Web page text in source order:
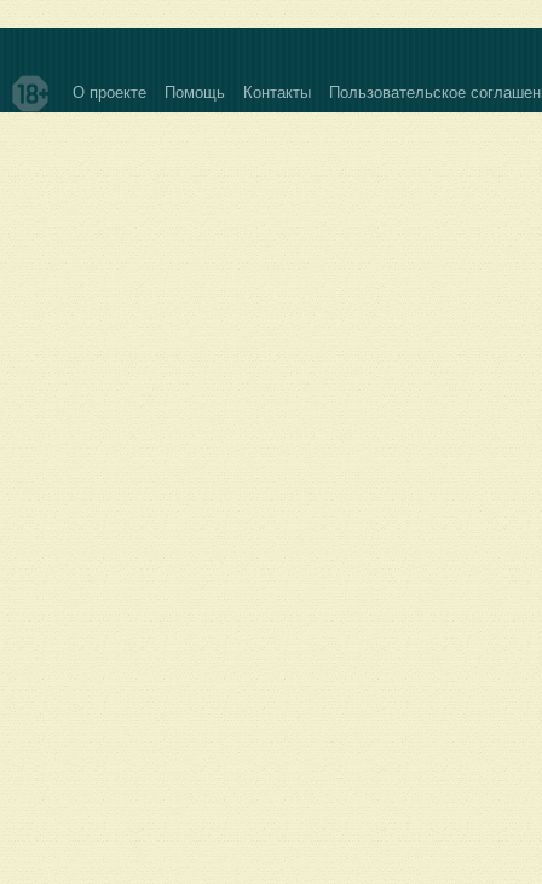
О проекте Помощь Контакты Пользовательское